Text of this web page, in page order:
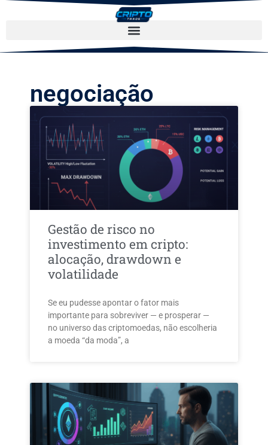
negociação
Gestão de risco no
investimento em cripto:
alocação, drawdown e
volatilidade
Se eu pudesse apontar o fator mais
importante para sobreviver — e prosperar —
no universo das criptomoedas, não escolheria
a moeda “da moda”, a